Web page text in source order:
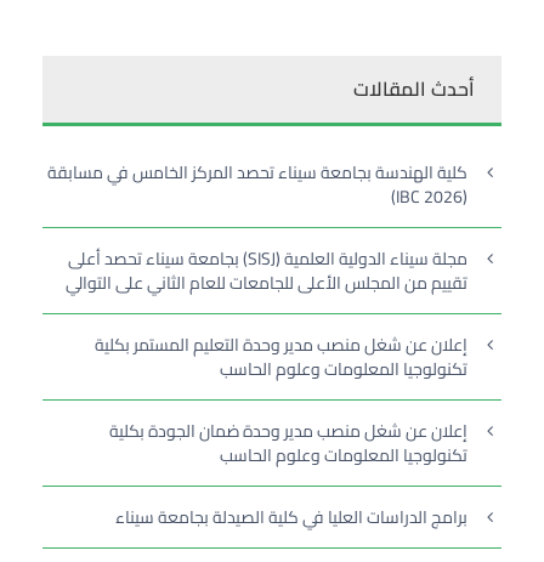
أحدث المقالات
كلية الهندسة بجامعة سيناء تحصد المركز الخامس في مسابقة
(IBC 2026)
مجلة سيناء الدولية العلمية (SISJ) بجامعة سيناء تحصد أعلى
تقييم من المجلس الأعلى للجامعات للعام الثاني على التوالي
إعلان عن شغل منصب مدير وحدة التعليم المستمر بكلية
تكنولوجيا المعلومات وعلوم الحاسب
إعلان عن شغل منصب مدير وحدة ضمان الجودة بكلية
تكنولوجيا المعلومات وعلوم الحاسب
برامج الدراسات العليا في كلية الصيدلة بجامعة سيناء